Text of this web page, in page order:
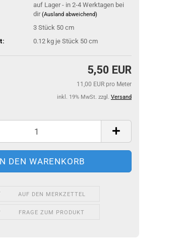
auf Lager - in 2-4 Werktagen bei
dir(Ausland abweichend)
3 Stück 50 cm
0.12 kg je Stück 50 cm
5,50 EUR
11,00 EUR pro Meter
inkl. 19% MwSt. zzgl. Versand
AUF DEN MERKZETTEL
FRAGE ZUM PRODUKT